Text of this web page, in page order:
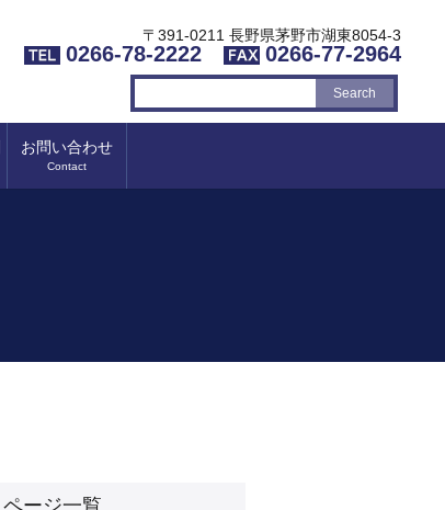
〒391-0211 長野県茅野市湖東8054-3
0266-78-2222 0266-77-2964
お問い合わせ
Contact